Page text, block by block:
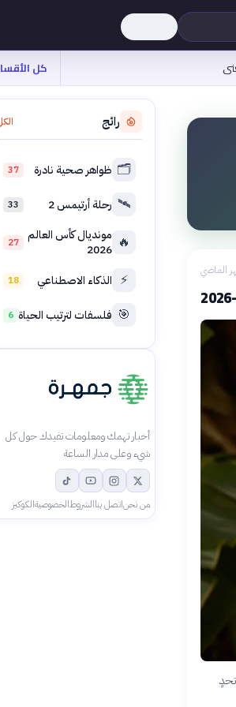
كل
الماضي
رائج
🗂️ ظواهر صحية نادرة 37
🛰️ رحلة أرتيمس 2 33
🔥 مونديال كأس العالم
2026
27
⚡ الذكاء الاصطناعي 18
🎯 فلسفات لترتيب الحياة 6
أخبار تهمك ومعلومات تفيدك حول كل
شيء وعلى مدار الساعة
من نحناتصل بناالشروطالخصوصيةالكوكيز